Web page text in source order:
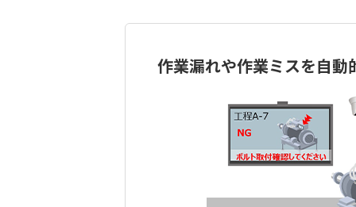
作業漏れや作業ミスを自